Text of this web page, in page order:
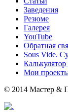
Заведения
Резюме
Галерея
YouTube
Обратная
Sous Vide.
Мои
© 2014 Мастер &